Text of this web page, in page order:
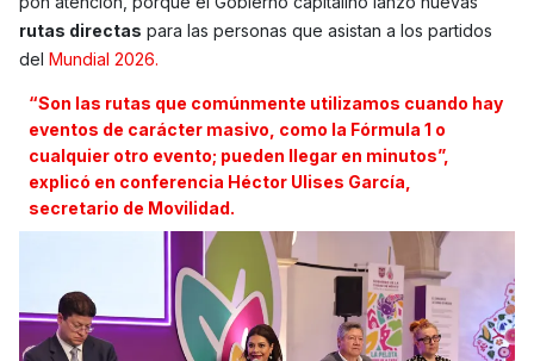
rutas directas para las personas que asistan a los partidos
del Mundial 2026.
“Son las rutas que comúnmente utilizamos cuando hay
eventos de carácter masivo, como la Fórmula 1 o
cualquier otro evento; pueden llegar en minutos”,
explicó en conferencia Héctor Ulises García,
secretario de Movilidad.